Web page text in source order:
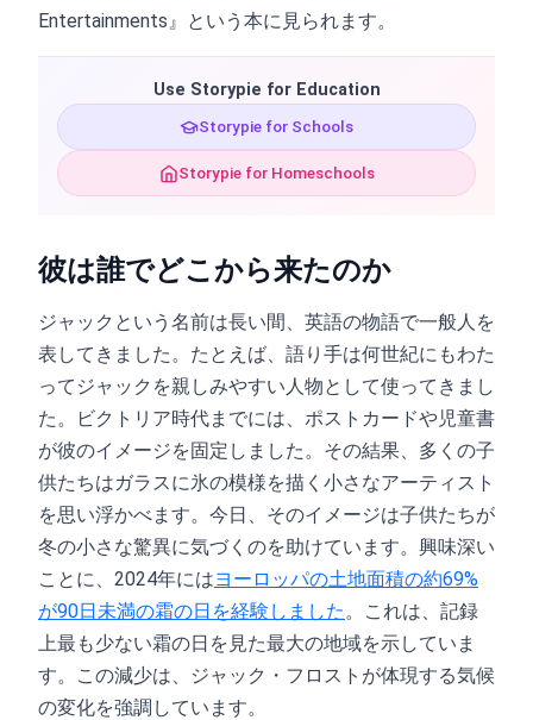
Entertainments』という本に見られます。
Use Storypie for Education
Storypie for Schools
Storypie for Homeschools
彼は誰でどこから来たのか
ジャックという名前は長い間、英語の物語で一般人を
表してきました。たとえば、語り手は何世紀にもわた
ってジャックを親しみやすい人物として使ってきまし
た。ビクトリア時代までには、ポストカードや児童書
が彼のイメージを固定しました。その結果、多くの子
供たちはガラスに氷の模様を描く小さなアーティスト
を思い浮かべます。今日、そのイメージは子供たちが
冬の小さな驚異に気づくのを助けています。興味深い
ことに、2024年にはヨーロッパの土地面積の約69%
が90日未満の霜の日を経験しました。これは、記録
上最も少ない霜の日を見た最大の地域を示していま
す。この減少は、ジャック・フロストが体現する気候
の変化を強調しています。